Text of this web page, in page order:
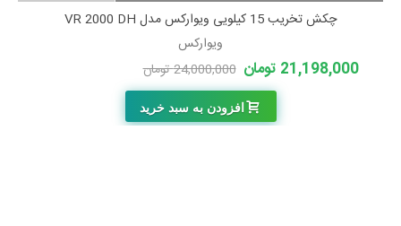
چکش تخریب 15 کیلویی ویوارکس مدل VR 2000 DH
ویوارکس
21,198,000 تومان 24,000,000 تومان
افزودن به سبد خرید